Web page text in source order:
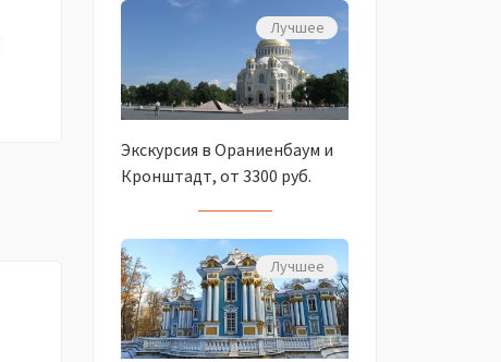
Лучшее
Экскурсия в Ораниенбаум и
Кронштадт, от 3300 руб.
Лучшее